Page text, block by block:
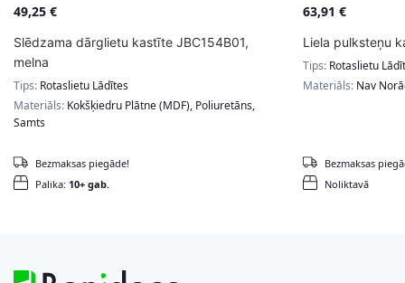
49,25 €
Slēdzama dārglietu kastīte JBC154B01,
melna
Tips: Rotaslietu Lādītes
Materiāls: Kokšķiedru Plātne (MDF), Poliuretāns,
Samts
Palika: 10+ gab.
Bezmaksas piegāde!
63,91 €
Liela pulksteņu
Tips: Rotaslietu
Materiāls: Nav
Noliktavā
Bezmaksas